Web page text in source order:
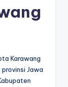
Karawang
Jawa